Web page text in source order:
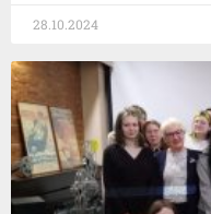
28.10.2024